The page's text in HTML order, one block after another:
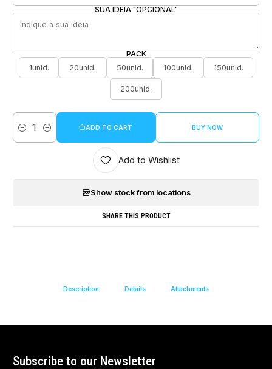
SUA IDEIA "OPCIONAL"
PACK
1unid.
20unid. 50unid. 100unid. 150unid.
200unid.
Quantity
ADD TO CART BUY NOW
Add to Wishlist
Show stock from locations
SHARE THIS PRODUCT
Description Details Attachments
Subscribe to our Newsletter